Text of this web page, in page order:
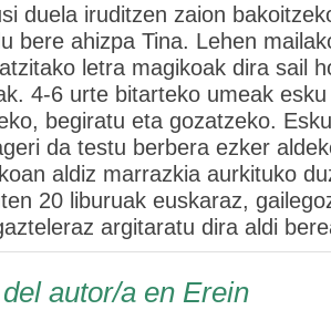
duela iruditzen zaion
bere ahizpa Tina. Lehen
letra magikoak dira sail
4-6 urte bitarteko umeak
begiratu eta gozatzeko.
da testu berbera ezker
aldiz marrazkia aurkituko
20 liburuak euskaraz,
argitaratu dira aldi
autor/a en Erein